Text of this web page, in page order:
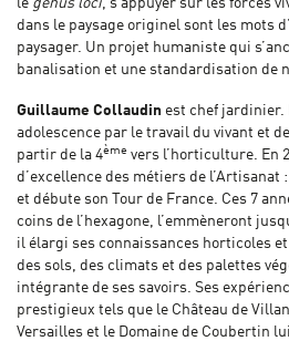
le genus loci, s’appuyer sur les forces
dans le paysage originel sont les mots
paysager. Un projet humaniste qui
banalisation et une standardisation de
Guillaume Collaudin est chef jardinier.
adolescence par le travail du vivant et
partir de la 4ème vers l’horticulture. En
d’excellence des métiers de l’Artisanat
et débute son Tour de France. Ces 7
coins de l’hexagone, l’emmèneront
il élargi ses connaissances horticoles
des sols, des climats et des palettes
intégrante de ses savoirs. Ses
prestigieux tels que le Château de
Versailles et le Domaine de Coubertin